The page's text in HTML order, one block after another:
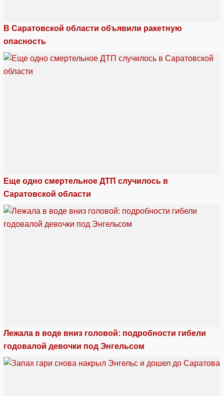
В Саратовской области объявили ракетную
опасность
Еще одно смертельное ДТП случилось в
Саратовской области
Лежала в воде вниз головой: подробности гибели
годовалой девочки под Энгельсом